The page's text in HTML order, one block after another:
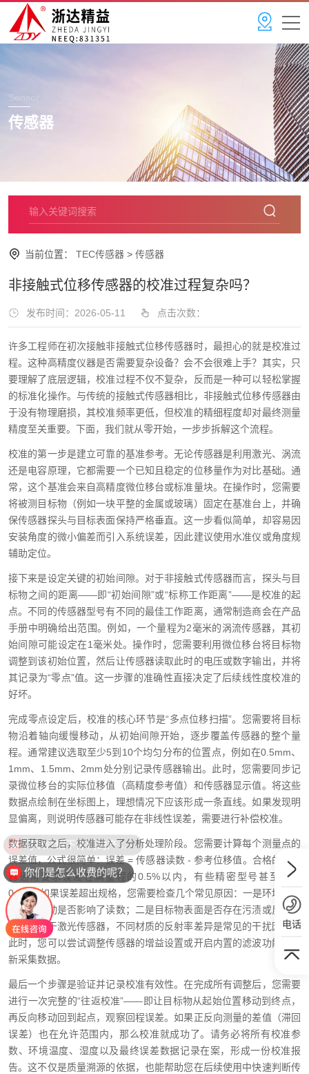
Sensor
传感器
当前位置： TEC传感器 > 传感器
非接触式位移传感器的校准过程复杂吗？
发布时间：2026-05-11 点击次数：
许多工程师在初次接触非接触式位移传感器时，最担心的就是校准过
程。这种高精度仪器是否需要复杂设备？会不会很难上手？其实，只
要理解了底层逻辑，校准过程不仅不复杂，反而是一种可以轻松掌握
的标准化操作。与传统的接触式传感器相比，非接触式位移传感器由
于没有物理磨损，其校准频率更低，但校准的精细程度却对最终测量
精度至关重要。下面，我们就从零开始，一步步拆解这个流程。
校准的第一步是建立可靠的基准参考。无论传感器是利用激光、涡流
还是电容原理，它都需要一个已知且稳定的位移量作为对比基础。通
常，这个基准会来自高精度微位移台或标准量块。在操作时，您需要
将被测目标物（例如一块平整的金属或玻璃）固定在基准台上，并确
保传感器探头与目标表面保持严格垂直。这一步看似简单，却容易因
安装角度的微小偏差而引入系统误差，因此建议使用水准仪或角度规
辅助定位。
接下来是设定关键的初始间隙。对于非接触式传感器而言，探头与目
标物之间的距离——即“初始间隙”或“标称工作距离”——是校准的起
点。不同的传感器型号有不同的最佳工作距离，通常制造商会在产品
手册中明确给出范围。例如，一个量程为2毫米的涡流传感器，其初
始间隙可能设定在1毫米处。操作时，您需要利用微位移台将目标物
调整到该初始位置，然后让传感器读取此时的电压或数字输出，并将
其记录为“零点”值。这一步骤的准确性直接决定了后续线性度校准的
好坏。
完成零点设定后，校准的核心环节是“多点位移扫描”。您需要将目标
物沿着轴向缓慢移动，从初始间隙开始，逐步覆盖传感器的整个量
程。通常建议选取至少5到10个均匀分布的位置点，例如在0.5mm、
1mm、1.5mm、2mm处分别记录传感器输出。此时，您需要同步记
录微位移台的实际位移值（高精度参考值）和传感器显示值。将这些
数据点绘制在坐标图上，理想情况下应该形成一条直线。如果发现明
显偏离，则说明传感器可能存在非线性误差，需要进行补偿校准。
数据获取之后，校准进入了分析处理阶段。您需要计算每个测量点的
误差值，公式很简单：误差 = 传感器读数 - 参考位移值。合格的传感
器通常要求误差在满量程的0.5%以内，有些精密型号甚至要求
0.1%。如果误差超出规格，您需要检查几个常见原因：一是环境振动
或温度波动是否影响了读数；二是目标物表面是否存在污渍或反光度
变化。对于激光传感器，不同材质的反射率差异是常见的干扰因素。
此时，您可以尝试调整传感器的增益设置或开启内置的滤波功能，重
新采集数据。
最后一个步骤是验证并记录校准有效性。在完成所有调整后，您需要
进行一次完整的“往返校准”——即让目标物从起始位置移动到终点，
再反向移动回到起点，观察回程误差。如果正反向测量的差值（滞回
误差）也在允许范围内，那么校准就成功了。请务必将所有校准参
数、环境温度、湿度以及最终误差数据记录在案，形成一份校准报
告。这不仅是质量溯源的依据，也能帮助您在后续使用中快速判断传
电话
可以介绍下你们的产品么？
你们是怎么收费的呢？